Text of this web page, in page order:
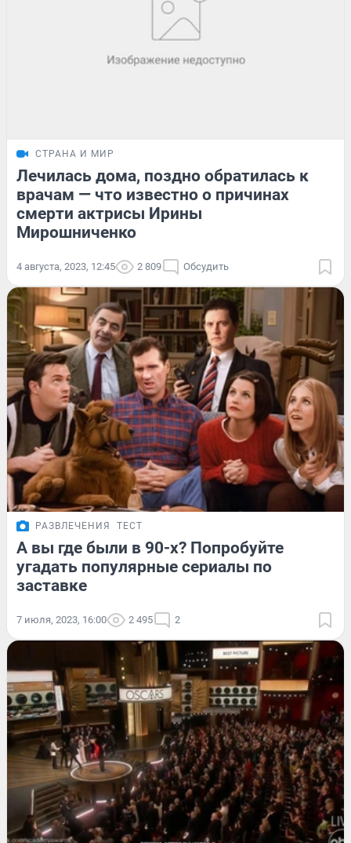
СТРАНА И МИР
Лечилась дома, поздно обратилась к
врачам — что известно о причинах
смерти актрисы Ирины
Мирошниченко
4 августа, 2023, 12:45 2 809 Обсудить
РАЗВЛЕЧЕНИЯ ТЕСТ
А вы где были в 90-х? Попробуйте
угадать популярные сериалы по
заставке
7 июля, 2023, 16:00 2 495 2